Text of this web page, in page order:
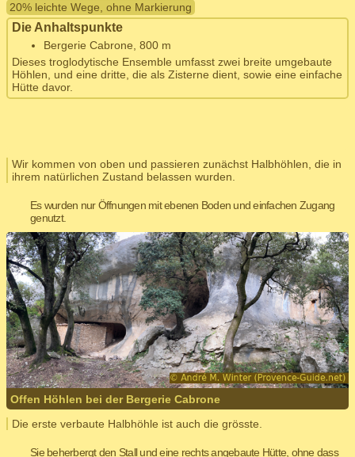
20% leichte Wege, ohne Markierung
Die Anhaltspunkte
Bergerie Cabrone, 800 m
Dieses troglodytische Ensemble umfasst zwei breite umgebaute
Höhlen, und eine dritte, die als Zisterne dient, sowie eine einfache
Hütte davor.
Wir kommen von oben und passieren zunächst Halbhöhlen, die in
ihrem natürlichen Zustand belassen wurden.
Es wurden nur Öffnungen mit ebenen Boden und einfachen Zugang
genutzt.
Offen Höhlen bei der Bergerie Cabrone
Die erste verbaute Halbhöhle ist auch die grösste.
Sie beherbergt den Stall und eine rechts angebaute Hütte, ohne dass